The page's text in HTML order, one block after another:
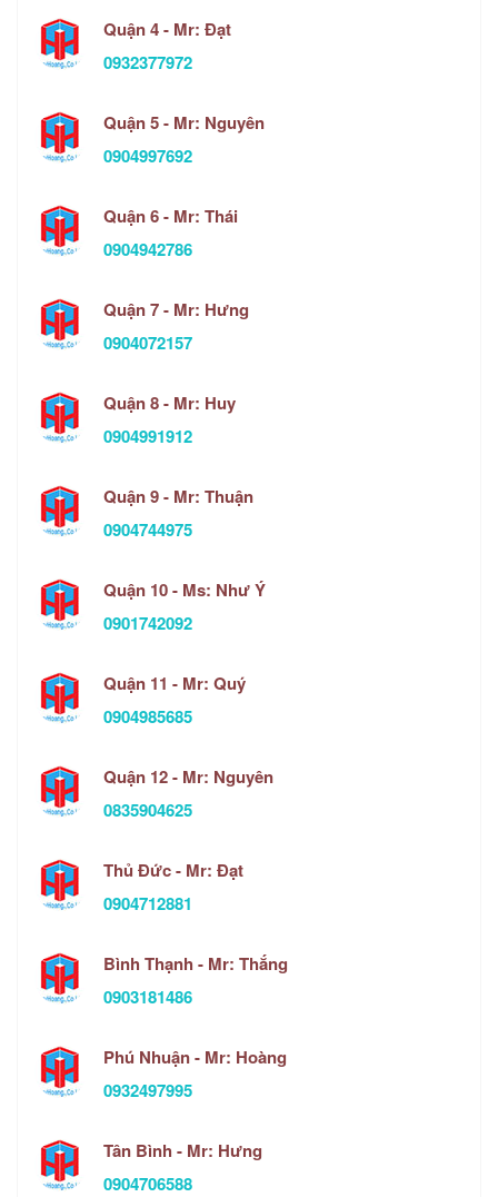
Quận 4 - Mr: Đạt
0932377972
Quận 5 - Mr: Nguyên
0904997692
Quận 6 - Mr: Thái
0904942786
Quận 7 - Mr: Hưng
0904072157
Quận 8 - Mr: Huy
0904991912
Quận 9 - Mr: Thuận
0904744975
Quận 10 - Ms: Như Ý
0901742092
Quận 11 - Mr: Quý
0904985685
Quận 12 - Mr: Nguyên
0835904625
Thủ Đức - Mr: Đạt
0904712881
Bình Thạnh - Mr: Thắng
0903181486
Phú Nhuận - Mr: Hoàng
0932497995
Tân Bình - Mr: Hưng
0904706588